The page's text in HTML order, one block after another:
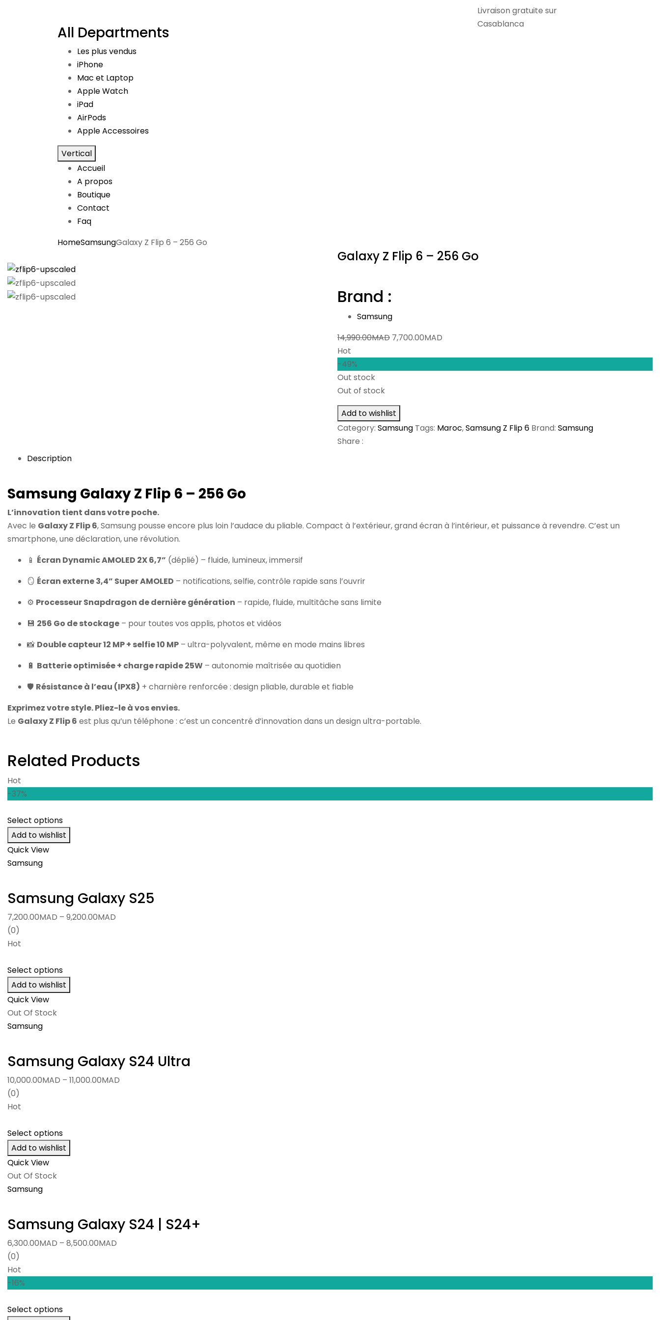
All Departments
Les plus vendus
iPhone
Mac et Laptop
Apple Watch
iPad
AirPods
Apple Accessoires
Vertical
Accueil
A propos
Boutique
Contact
Faq
Livraison gratuite sur
Casablanca
HomeSamsungGalaxy Z Flip 6 – 256 Go
Galaxy Z Flip 6 – 256 Go
Brand :
Samsung
14,990.00MAD Original
7,700.00MAD
Hot
-49%
Out stock
Out of stock
Add to wishlist
Category: Samsung Tags: Maroc,Samsung Z Flip 6 Brand: Samsung
Share :
Description
Samsung Galaxy Z Flip 6 – 256 Go
L’innovation tient dans votre poche.
Avec le Galaxy Z Flip 6, Samsung pousse encore plus loin l’audace du pliable. Compact à l’extérieur, grand écran à l’intérieur, et puissance à revendre. C’est un
smartphone, une déclaration, une révolution.
📱 Écran Dynamic AMOLED 2X 6,7” (déplié) – fluide, lumineux, immersif
🪞 Écran externe 3,4” Super AMOLED – notifications, selfie, contrôle rapide sans l’ouvrir
⚙️ Processeur Snapdragon de dernière génération – rapide, fluide, multitâche sans limite
💾 256 Go de stockage – pour toutes vos applis, photos et vidéos
📸 Double capteur 12 MP + selfie 10 MP – ultra-polyvalent, même en mode mains libres
🔋 Batterie optimisée + charge rapide 25W – autonomie maîtrisée au quotidien
🛡️ Résistance à l’eau (IPX8) + charnière renforcée : design pliable, durable et fiable
Exprimez votre style. Pliez-le à vos envies.
Le Galaxy Z Flip 6 est plus qu’un téléphone : c’est un concentré d’innovation dans un design ultra-portable.
Related Products
Hot
-37%
Select options
Add to wishlist
Quick View
Samsung
Samsung Galaxy S25
7,200.00MAD – 9,200.00MAD
(0)
Hot
Select options
Add to wishlist
Quick View
Out Of Stock
Samsung
Samsung Galaxy S24 Ultra
10,000.00MAD – 11,000.00MAD
(0)
Hot
Select options
Add to wishlist
Quick View
Out Of Stock
Samsung
Samsung Galaxy S24 | S24+
6,300.00MAD – 8,500.00MAD
(0)
Hot
-16%
Select options